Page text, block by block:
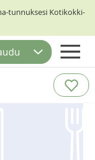
tunnuksesi Kotikokki-